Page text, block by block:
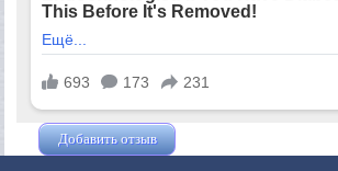
Добавить отзыв